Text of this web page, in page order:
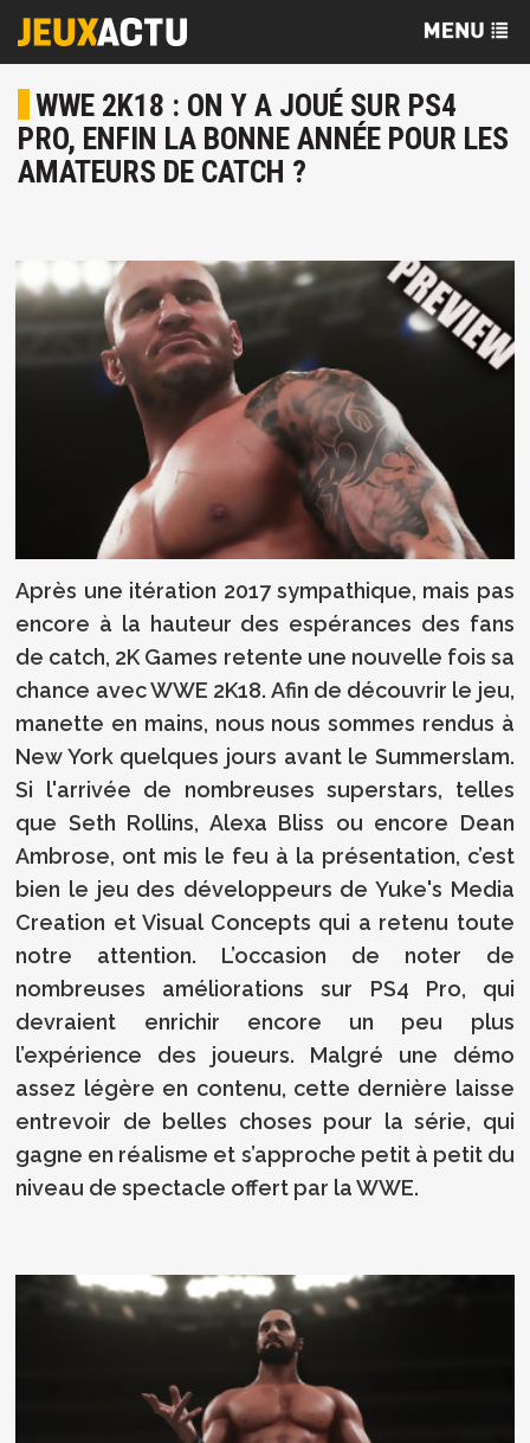
WWE 2K18 : ON Y A JOUÉ SUR PS4
PRO, ENFIN LA BONNE ANNÉE POUR LES
AMATEURS DE CATCH ?
Après une itération 2017 sympathique, mais pas
encore à la hauteur des espérances des fans
de catch, 2K Games retente une nouvelle fois sa
chance avec WWE 2K18. Afin de découvrir le jeu,
manette en mains, nous nous sommes rendus à
New York quelques jours avant le Summerslam.
Si l'arrivée de nombreuses superstars, telles
que Seth Rollins, Alexa Bliss ou encore Dean
Ambrose, ont mis le feu à la présentation, c’est
bien le jeu des développeurs de Yuke's Media
Creation et Visual Concepts qui a retenu toute
notre attention. L’occasion de noter de
nombreuses améliorations sur PS4 Pro, qui
devraient enrichir encore un peu plus
l’expérience des joueurs. Malgré une démo
assez légère en contenu, cette dernière laisse
entrevoir de belles choses pour la série, qui
gagne en réalisme et s’approche petit à petit du
niveau de spectacle offert par la WWE.